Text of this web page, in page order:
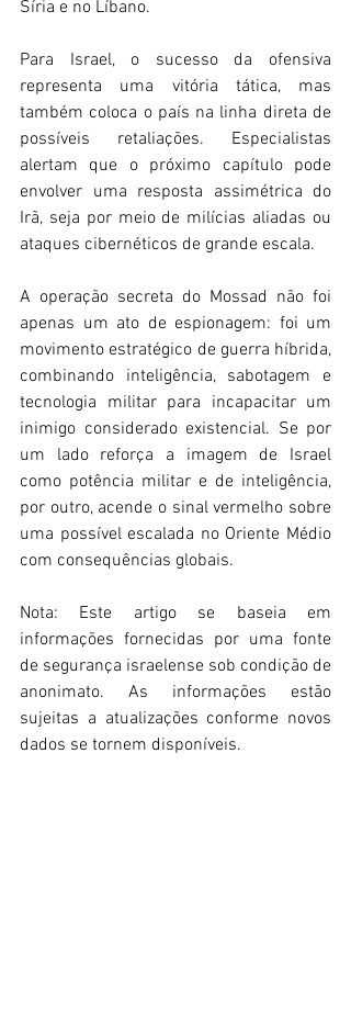
Síria e no Líbano.
Para Israel, o sucesso da ofensiva
representa uma vitória tática, mas
também coloca o país na linha direta de
possíveis retaliações. Especialistas
alertam que o próximo capítulo pode
envolver uma resposta assimétrica do
Irã, seja por meio de milícias aliadas ou
ataques cibernéticos de grande escala.
A operação secreta do Mossad não foi
apenas um ato de espionagem: foi um
movimento estratégico de guerra híbrida,
combinando inteligência, sabotagem e
tecnologia militar para incapacitar um
inimigo considerado existencial. Se por
um lado reforça a imagem de Israel
como potência militar e de inteligência,
por outro, acende o sinal vermelho sobre
uma possível escalada no Oriente Médio
com consequências globais.
Nota: Este artigo se baseia em
informações fornecidas por uma fonte
de segurança israelense sob condição de
anonimato. As informações estão
sujeitas a atualizações conforme novos
dados se tornem disponíveis.